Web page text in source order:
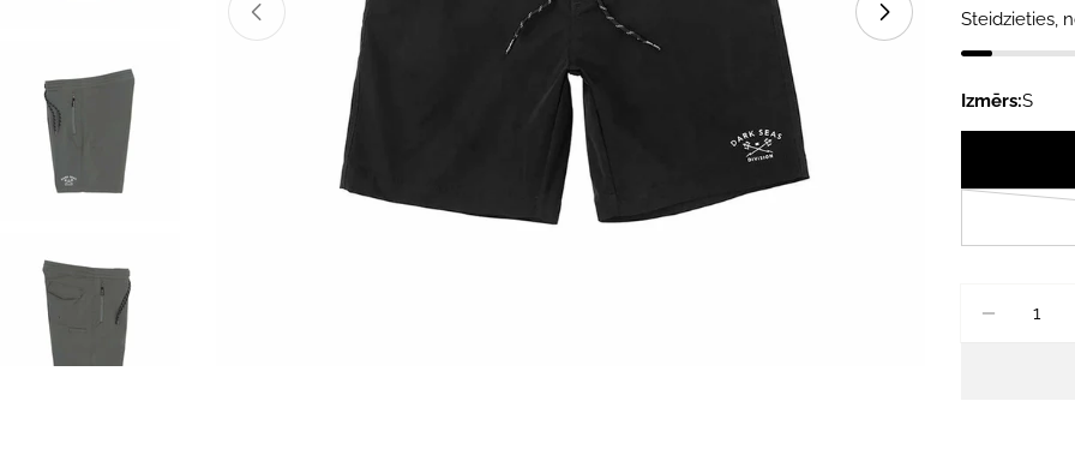
Atvērt mediju 0 modālajā logā Atvērt mediju 1
Steidzieties,
Izmērs:S